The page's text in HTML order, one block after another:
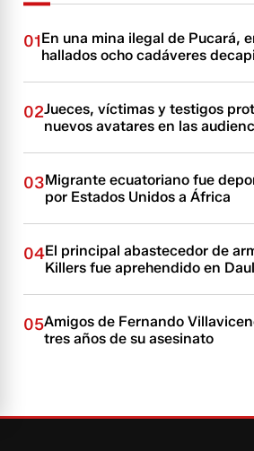
01En una mina ilegal de Pucará,
hallados ocho cadáveres
02Jueces, víctimas y testigos
nuevos avatares en las
03Migrante ecuatoriano fue
por Estados Unidos a África
04El principal abastecedor de
Killers fue aprehendido en
05Amigos de Fernando
tres años de su asesinato